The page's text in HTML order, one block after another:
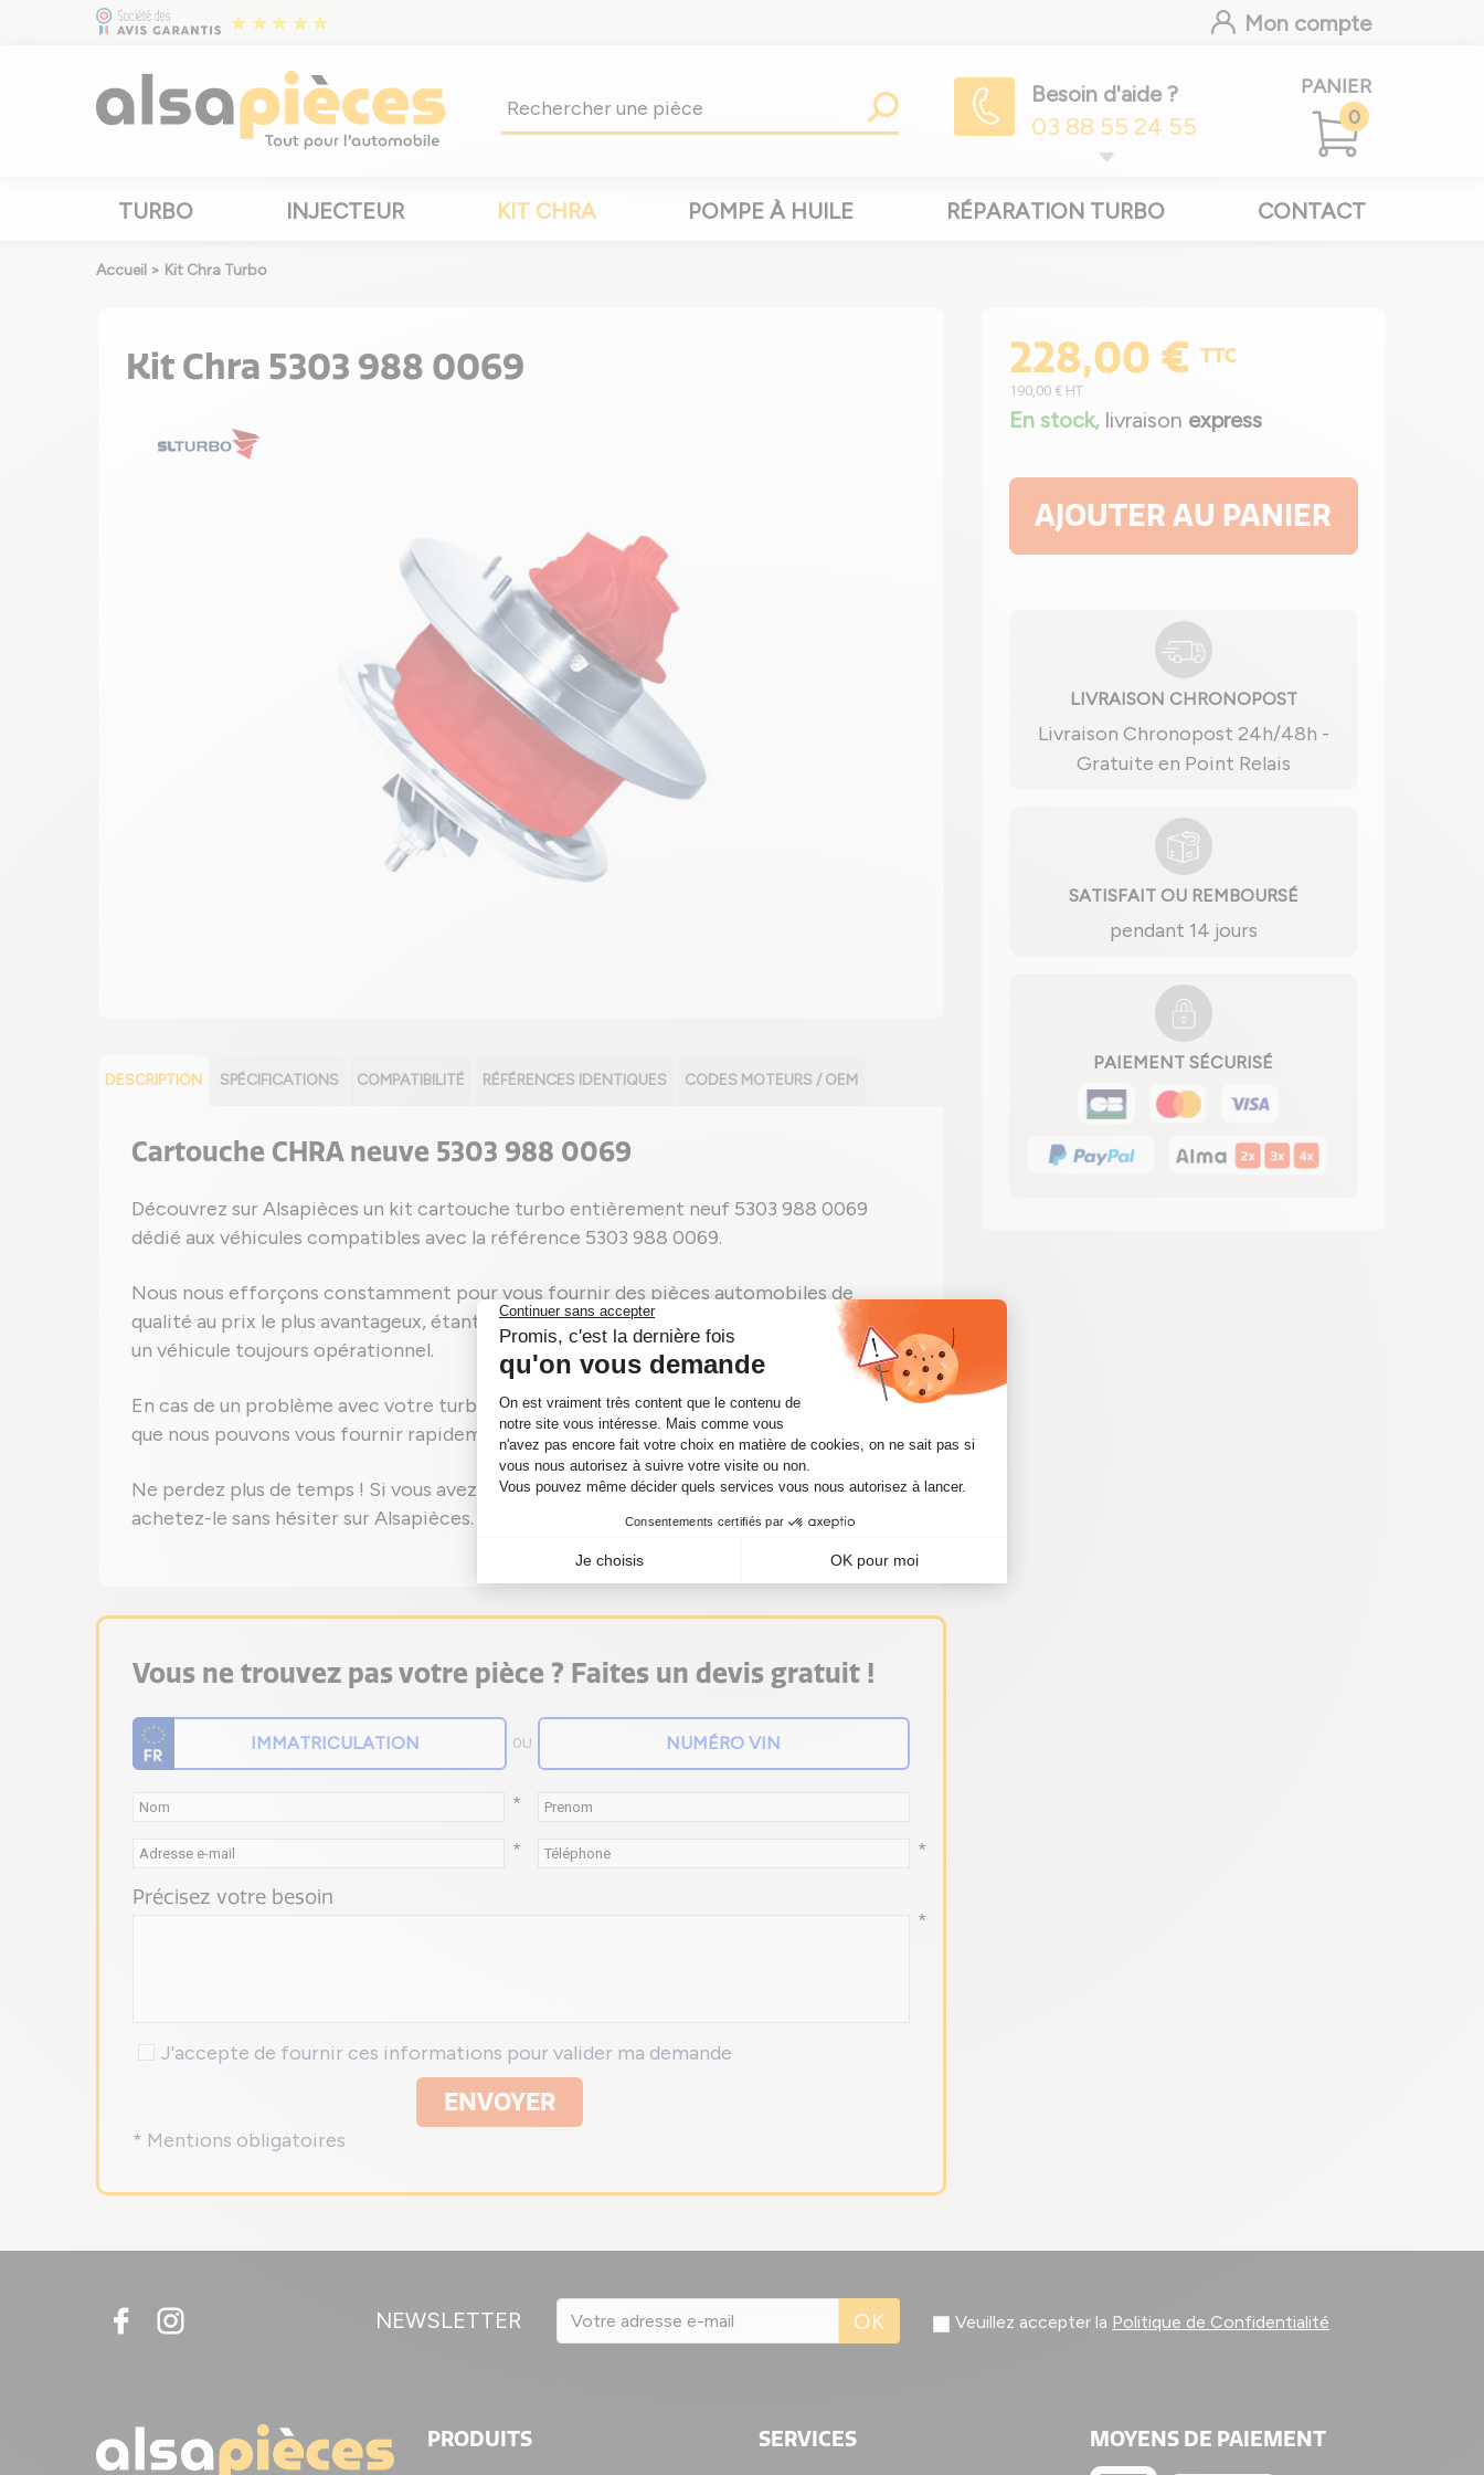
Mon compte
Besoin d'aide ?
03 88 55 24 55
PANIER
0
TURBO INJECTEUR KIT CHRA POMPE À HUILE RÉPARATION TURBO CONTACT
Accueil > Kit Chra Turbo
Kit Chra 5303 988 0069
DESCRIPTION SPÉCIFICATIONS COMPATIBILITÉ RÉFÉRENCES IDENTIQUES CODES MOTEURS / OEM
Cartouche CHRA neuve 5303 988 0069
Découvrez sur Alsapièces un kit cartouche turbo entièrement neuf 5303 988 0069
dédié aux véhicules compatibles avec la référence 5303 988 0069.
Nous nous efforçons constamment pour vous fournir des pièces automobiles de
qualité au prix le plus avantageux, étant conscients à quel point il est important d'avoir
un véhicule toujours opérationnel.
En cas de un problème avec votre turbo portant la référence 5303 988 0069, soyez sûr
que nous pouvons vous fournir rapidement le cartouche CHRA dont vous avez besoin.
Ne perdez plus de temps ! Si vous avez besoin d'un cartouche CHRA 5303 988 0069,
achetez-le sans hésiter sur Alsapièces.
Vous ne trouvez pas votre pièce ? Faites un devis gratuit !
OU
*
*
*
Précisez votre besoin
*
J'accepte de fournir ces informations pour valider ma demande
ENVOYER
* Mentions obligatoires
228,00 € TTC
190,00 € HT
En stock, livraison express
AJOUTER AU PANIER
LIVRAISON CHRONOPOST
Livraison Chronopost 24h/48h -
Gratuite en Point Relais
SATISFAIT OU REMBOURSÉ
pendant 14 jours
PAIEMENT SÉCURISÉ
NEWSLETTER OK Veuillez accepter la Politique de Confidentialité
PRODUITS SERVICES MOYENS DE PAIEMENT